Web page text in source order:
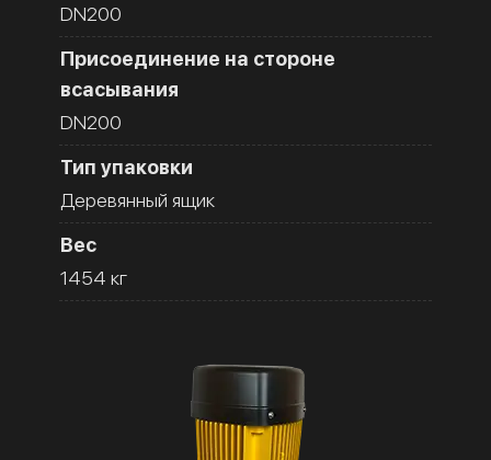
DN200
Присоединение на стороне
всасывания
DN200
Тип упаковки
Деревянный ящик
Вес
1454 кг